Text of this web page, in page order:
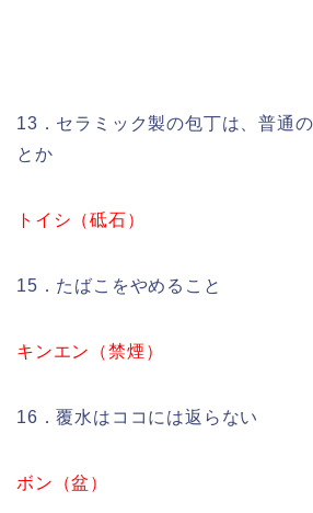
13．セラミック製の包丁は、普通
とか
トイシ（砥石）
15．たばこをやめること
キンエン（禁煙）
16．覆水はココには返らない
ボン（盆）